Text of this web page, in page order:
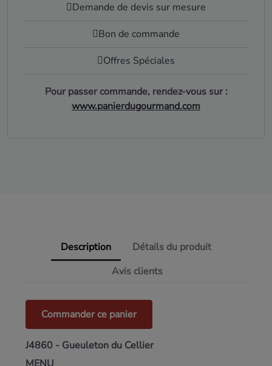
Demande de devis sur mesure
Bon de commande
Offres Spéciales
Pour passer commande, rendez-vous sur :
www.panierdugourmand.com
Description
Détails du produit
Avis clients
Commander ce panier
J4860 - Gueuleton du Cellier